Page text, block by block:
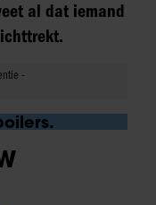
al dat iemand